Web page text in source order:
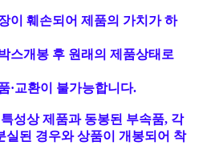
훼손되어 제품의 가치가 하
개봉 후 원래의 제품상태로
교환이 불가능합니다.
상 제품과 동봉된 부속품, 각
된 경우와 상품이 개봉되어 착